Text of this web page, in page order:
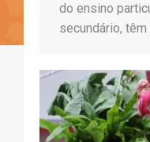
do ensino
secundário, têm